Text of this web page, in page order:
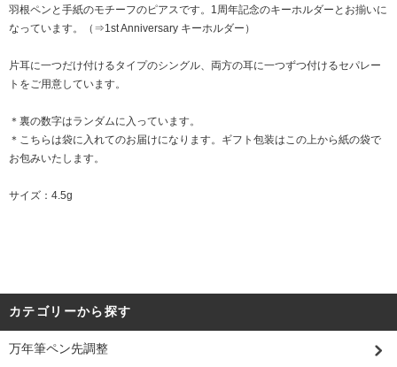
羽根ペンと手紙のモチーフのピアスです。1周年記念のキーホルダーとお揃いに
なっています。（⇒1st Anniversary キーホルダー）
片耳に一つだけ付けるタイプのシングル、両方の耳に一つずつ付けるセパレー
トをご用意しています。
＊裏の数字はランダムに入っています。
＊こちらは袋に入れてのお届けになります。ギフト包装はこの上から紙の袋で
お包みいたします。
サイズ：4.5g
カテゴリーから探す
万年筆ペン先調整